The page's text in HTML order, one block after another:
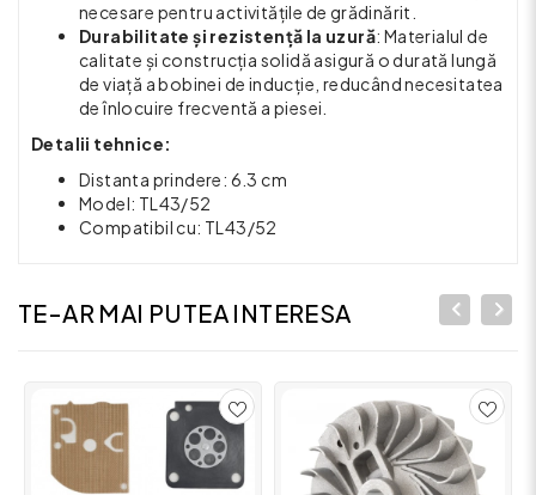
necesare pentru activitățile de grădinărit.
Durabilitate și rezistență la uzură: Materialul de
calitate și construcția solidă asigură o durată lungă
de viață a bobinei de inducție, reducând necesitatea
de înlocuire frecventă a piesei.
Detalii tehnice:
Distanta prindere: 6.3 cm
Model: TL43/52
Compatibil cu: TL43/52
TE-AR MAI PUTEA INTERESA